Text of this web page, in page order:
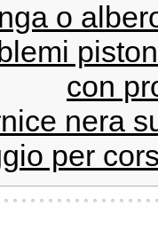
o
con
nera
per